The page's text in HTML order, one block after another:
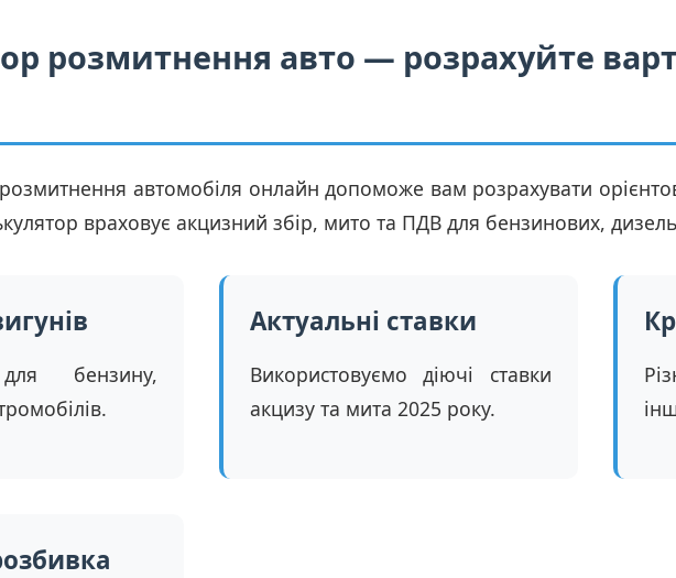
розмитнення авто — розрахуйте
автомобіля онлайн допоможе вам розрахувати
враховує акцизний збір, мито та ПДВ для бензинових,
бензину,
Актуальні ставки
Використовуємо діючі ставки
акцизу та мита 2025 року.